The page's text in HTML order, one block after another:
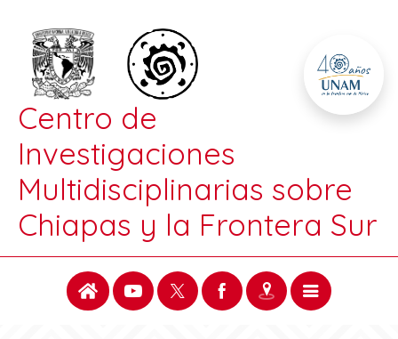
Centro de
Investigaciones
Multidisciplinarias sobre
Chiapas y la Frontera Sur